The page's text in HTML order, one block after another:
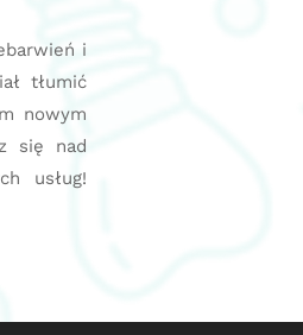
i
tłumić
nowym
się nad
usług!